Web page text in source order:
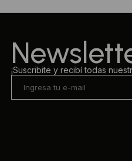
¡Suscribite y recibí todas